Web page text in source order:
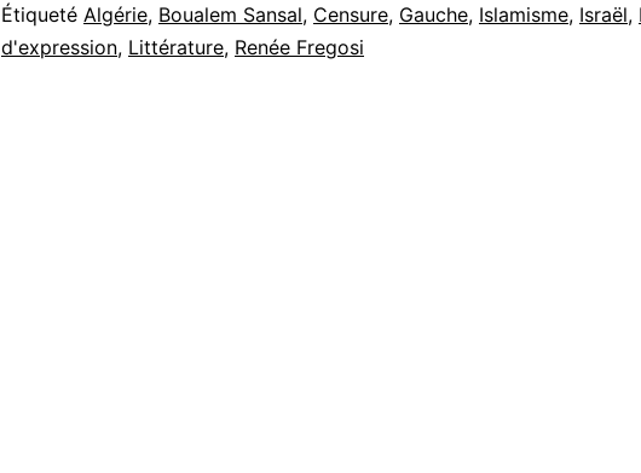
m’a
Étiqueté Algérie, Boualem Sansal, Censure, Gauche, Islamisme, Israël,
d'expression, Littérature, Renée Fregosi